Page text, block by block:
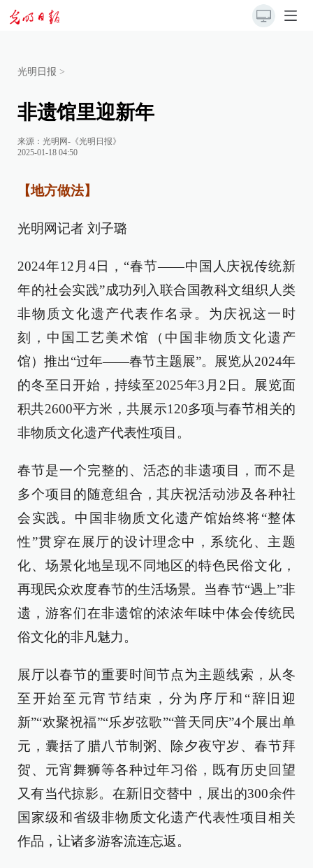
光明日报 >
非遗馆里迎新年
来源： 光明网-《光明日报》
2025-01-18 04:50
【地方做法】
光明网记者 刘子璐
2024年12月4日，“春节——中国人庆祝传统新
年的社会实践”成功列入联合国教科文组织人类
非物质文化遗产代表作名录。为庆祝这一时
刻，中国工艺美术馆（中国非物质文化遗产
馆）推出“过年——春节主题展”。展览从2024年
的冬至日开始，持续至2025年3月2日。展览面
积共2600平方米，共展示120多项与春节相关的
非物质文化遗产代表性项目。
春节是一个完整的、活态的非遗项目，而不是
多个项目的随意组合，其庆祝活动涉及各种社
会实践。中国非物质文化遗产馆始终将“整体
性”贯穿在展厅的设计理念中，系统化、主题
化、场景化地呈现不同地区的特色民俗文化，
再现民众欢度春节的生活场景。当春节“遇上”非
遗，游客们在非遗馆的浓浓年味中体会传统民
俗文化的非凡魅力。
展厅以春节的重要时间节点为主题线索，从冬
至开始至元宵节结束，分为序厅和“辞旧迎
新”“欢聚祝福”“乐岁弦歌”“普天同庆”4个展出单
元，囊括了腊八节制粥、除夕夜守岁、春节拜
贺、元宵舞狮等各种过年习俗，既有历史回望
又有当代掠影。在新旧交替中，展出的300余件
国家级和省级非物质文化遗产代表性项目相关
作品，让诸多游客流连忘返。